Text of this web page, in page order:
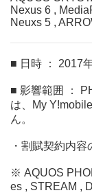
Nexus 6 ,
Neuxs 5 ,
■ 日時 ： 2017
■ 影響範囲 ：
は、My
ん。
・割賦契約内容
※ AQUOS
es , STREAM ,